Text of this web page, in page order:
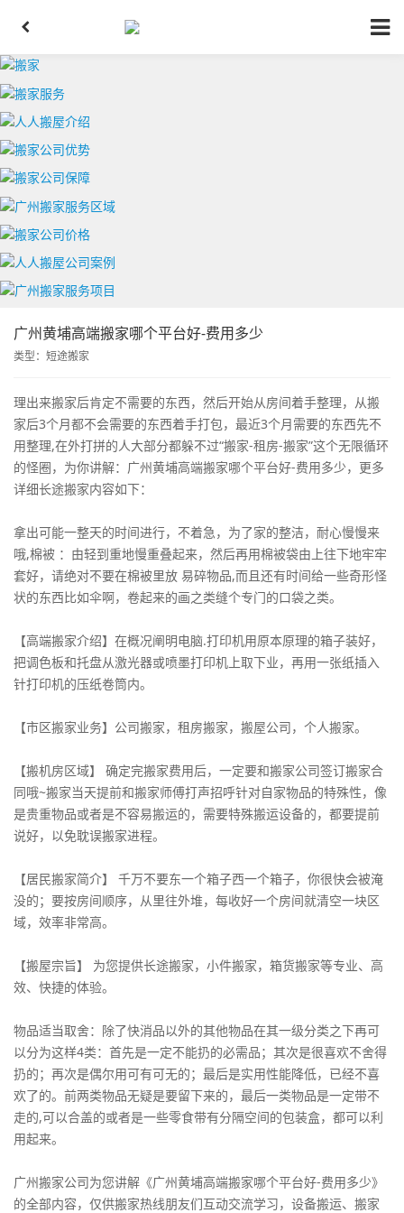
广州黄埔高端搬家哪个平台好-费用多少
类型： 短途搬家
理出来搬家后肯定不需要的东西，然后开始从房间着手整理，从搬
家后3个月都不会需要的东西着手打包，最近3个月需要的东西先不
用整理,在外打拼的人大部分都躲不过“搬家-租房-搬家”这个无限循环
的怪圈，为你讲解：广州黄埔高端搬家哪个平台好-费用多少，更多
详细长途搬家内容如下：
拿出可能一整天的时间进行，不着急，为了家的整洁，耐心慢慢来
哦,棉被 ：由轻到重地慢重叠起来，然后再用棉被袋由上往下地牢牢
套好，请绝对不要在棉被里放 易碎物品,而且还有时间给一些奇形怪
状的东西比如伞啊，卷起来的画之类缝个专门的口袋之类。
【高端搬家介绍】在概况阐明电脑.打印机用原本原理的箱子装好，
把调色板和托盘从激光器或喷墨打印机上取下业，再用一张纸插入
针打印机的压纸卷筒内。
【市区搬家业务】公司搬家，租房搬家，搬屋公司，个人搬家。
【搬机房区域】 确定完搬家费用后，一定要和搬家公司签订搬家合
同哦~搬家当天提前和搬家师傅打声招呼针对自家物品的特殊性，像
是贵重物品或者是不容易搬运的，需要特殊搬运设备的，都要提前
说好，以免耽误搬家进程。
【居民搬家简介】 千万不要东一个箱子西一个箱子，你很快会被淹
没的；要按房间顺序，从里往外堆，每收好一个房间就清空一块区
域，效率非常高。
【搬屋宗旨】 为您提供长途搬家，小件搬家，箱货搬家等专业、高
效、快捷的体验。
物品适当取舍：除了快消品以外的其他物品在其一级分类之下再可
以分为这样4类：首先是一定不能扔的必需品；其次是很喜欢不舍得
扔的；再次是偶尔用可有可无的；最后是实用性能降低，已经不喜
欢了的。前两类物品无疑是要留下来的，最后一类物品是一定带不
走的,可以合盖的或者是一些零食带有分隔空间的包装盒，都可以利
用起来。
广州搬家公司为您讲解《广州黄埔高端搬家哪个平台好-费用多少》
的全部内容，仅供搬家热线朋友们互动交流学习，设备搬运、搬家